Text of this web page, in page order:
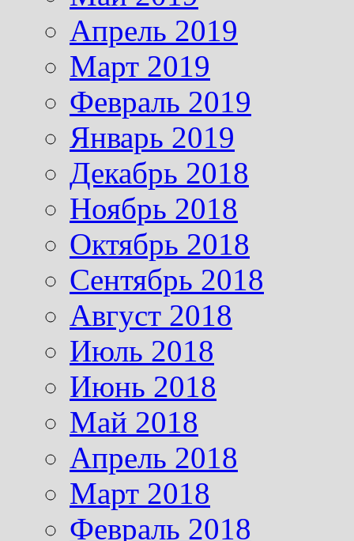
Апрель 2019
Март 2019
Февраль 2019
Январь 2019
Декабрь 2018
Ноябрь 2018
Октябрь 2018
Сентябрь 2018
Август 2018
Июль 2018
Июнь 2018
Май 2018
Апрель 2018
Март 2018
Февраль 2018